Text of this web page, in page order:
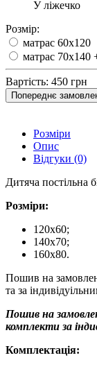
У ліжечко
Розмір:
матрас 60х120
матрас 70х140
Вартість: 450 грн
Попереднє
Розміри
Опис
Відгуки (0)
Дитяча постільна
Розміри:
120х60;
140х70;
160х80.
Пошив на
та за
Пошив на
комплекти за
Комплектація: